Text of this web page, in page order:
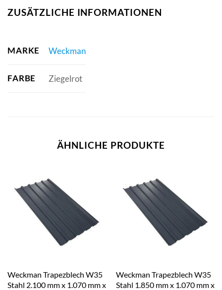
ZUSÄTZLICHE INFORMATIONEN
MARKE Weckman
FARBE Ziegelrot
ÄHNLICHE PRODUKTE
Weckman Trapezblech W35
Stahl 2.100 mm x 1.070 mm x
Weckman Trapezblech W35
Stahl 1.850 mm x 1.070 mm x